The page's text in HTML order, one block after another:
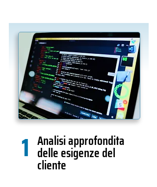
1 Analisi approfondita
delle esigenze del
cliente